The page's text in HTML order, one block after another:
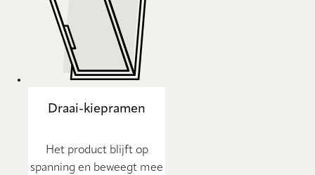
Draai-kiepramen
Het product blijft op
spanning en beweegt mee